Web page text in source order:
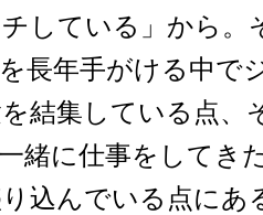
チしている」から
長年手がける中で
結集している点、
緒に仕事をしてき
込んでいる点にあ